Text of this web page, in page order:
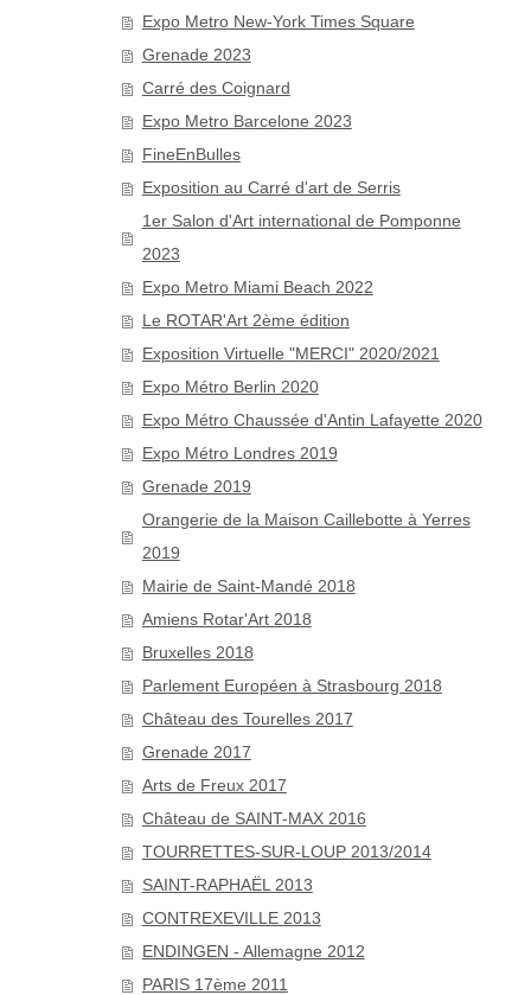
Expo Metro New-York Times Square
Grenade 2023
Carré des Coignard
Expo Metro Barcelone 2023
FineEnBulles
Exposition au Carré d'art de Serris
1er Salon d'Art international de Pomponne
2023
Expo Metro Miami Beach 2022
Le ROTAR'Art 2ème édition
Exposition Virtuelle "MERCI" 2020/2021
Expo Métro Berlin 2020
Expo Métro Chaussée d'Antin Lafayette 2020
Expo Métro Londres 2019
Grenade 2019
Orangerie de la Maison Caillebotte à Yerres
2019
Mairie de Saint-Mandé 2018
Amiens Rotar'Art 2018
Bruxelles 2018
Parlement Européen à Strasbourg 2018
Château des Tourelles 2017
Grenade 2017
Arts de Freux 2017
Château de SAINT-MAX 2016
TOURRETTES-SUR-LOUP 2013/2014
SAINT-RAPHAËL 2013
CONTREXEVILLE 2013
ENDINGEN - Allemagne 2012
PARIS 17ème 2011